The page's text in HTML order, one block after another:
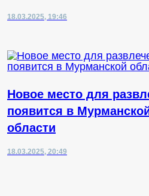
18.03.2025, 19:46
Новое место для
появится в
области
18.03.2025, 20:49